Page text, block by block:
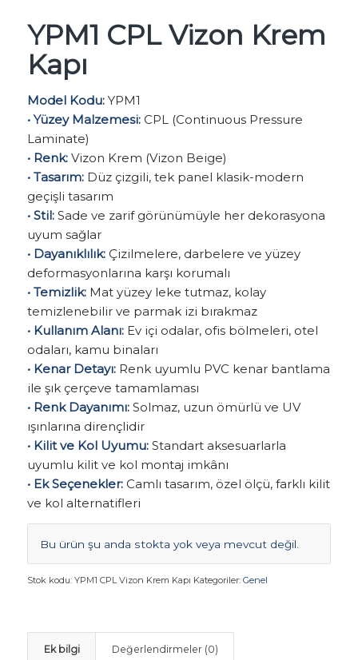
YPM1 CPL Vizon Krem
Kapı
Model Kodu:YPM1
• Yüzey Malzemesi:CPL (Continuous Pressure
Laminate)
• Renk:Vizon Krem (Vizon Beige)
• Tasarım:Düz çizgili, tek panel klasik-modern
geçişli tasarım
• Stil:Sade ve zarif görünümüyle her dekorasyona
uyum sağlar
• Dayanıklılık:Çizilmelere, darbelere ve yüzey
deformasyonlarına karşı korumalı
• Temizlik:Mat yüzey leke tutmaz, kolay
temizlenebilir ve parmak izi bırakmaz
• Kullanım Alanı:Ev içi odalar, ofis bölmeleri, otel
odaları, kamu binaları
• Kenar Detayı:Renk uyumlu PVC kenar bantlama
ile şık çerçeve tamamlaması
• Renk Dayanımı:Solmaz, uzun ömürlü ve UV
ışınlarına dirençlidir
• Kilit ve Kol Uyumu:Standart aksesuarlarla
uyumlu kilit ve kol montaj imkânı
• Ek Seçenekler:Camlı tasarım, özel ölçü, farklı kilit
ve kol alternatifleri
Bu ürün şu anda stokta yok veya mevcut değil.
Stok kodu: YPM1 CPL Vizon Krem Kapı Kategoriler: Genel
Ek bilgi Değerlendirmeler (0)